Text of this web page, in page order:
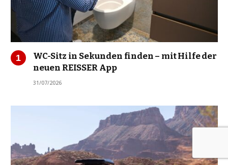
WC-Sitz in Sekunden finden – mit Hilfe der
neuen REISSER App
31/07/2026